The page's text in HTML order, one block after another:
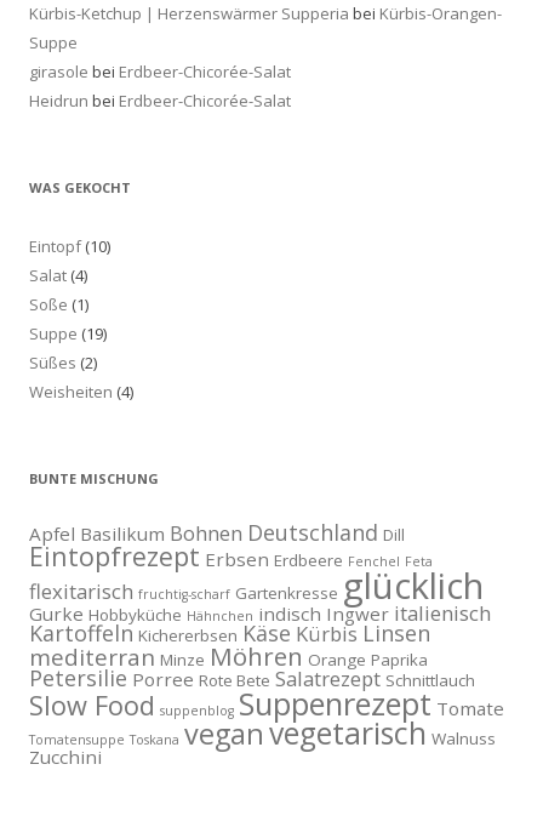
Kürbis-Ketchup | Herzenswärmer Supperia bei Kürbis-Orangen-
Suppe
girasole bei Erdbeer-Chicorée-Salat
Heidrun bei Erdbeer-Chicorée-Salat
WAS GEKOCHT
Eintopf(10)
Salat (4)
Soße (1)
Suppe (19)
Süßes (2)
Weisheiten (4)
BUNTE MISCHUNG
Apfel Basilikum Bohnen Deutschland Dill
Eintopfrezept Erbsen Erdbeere Fenchel Feta
flexitarisch fruchtig-scharf Gartenkresse glücklich
Gurke Hobbyküche Hähnchen indisch Ingwer italienisch
Kartoffeln Kichererbsen Käse Kürbis Linsen
mediterran Minze Möhren Orange Paprika
Petersilie Porree Rote Bete Salatrezept Schnittlauch
Slow Food suppenblog Suppenrezept Tomate
Tomatensuppe Toskana veganvegetarisch Walnuss
Zucchini